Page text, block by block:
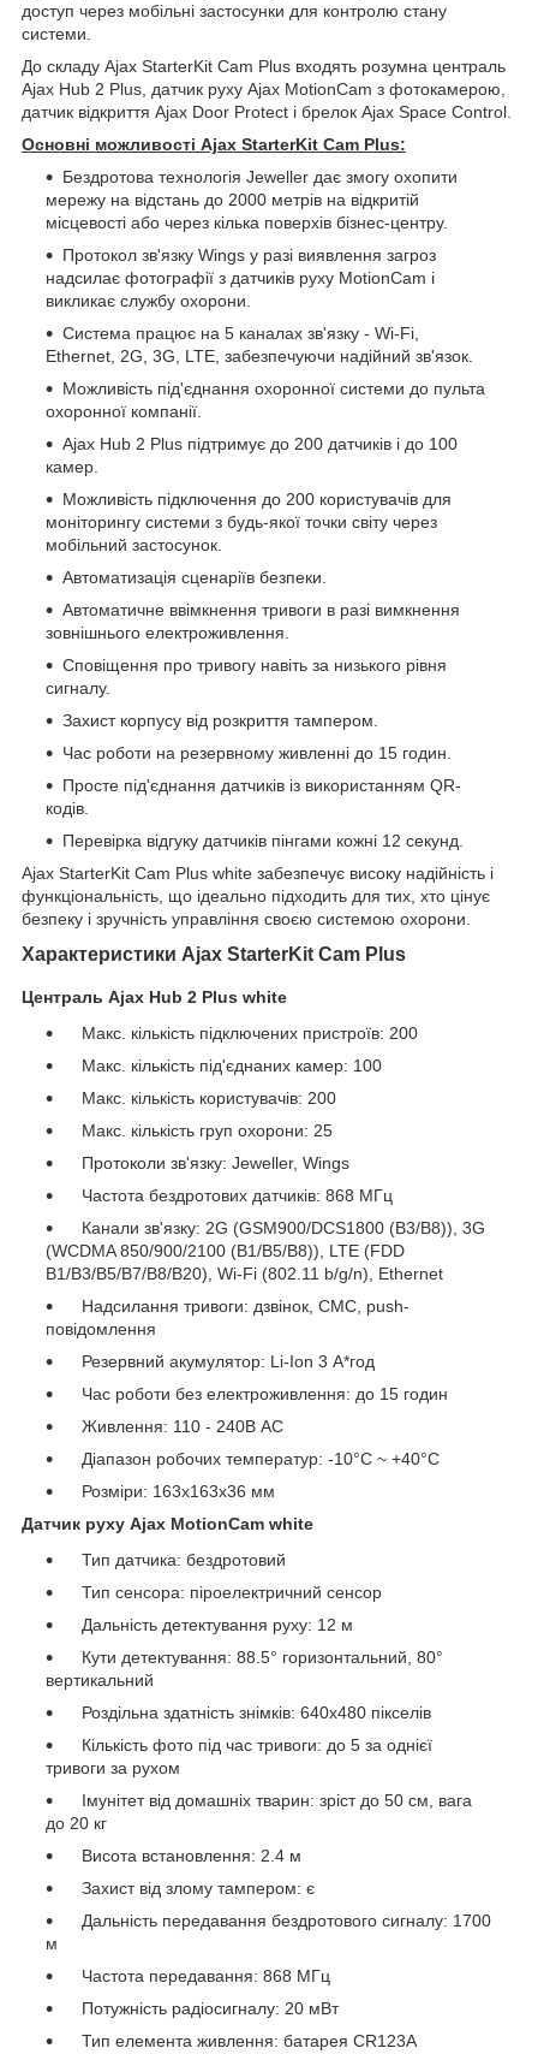
доступ через мобільні застосунки для контролю стану
системи.
До складу Ajax StarterKit Cam Plus входять розумна централь
Ajax Hub 2 Plus, датчик руху Ajax MotionCam з фотокамерою,
датчик відкриття Ajax Door Protect і брелок Ajax Space Control.
Основні можливості Ajax StarterKit Cam Plus:
Бездротова технологія Jeweller дає змогу охопити
мережу на відстань до 2000 метрів на відкритій
місцевості або через кілька поверхів бізнес-центру.
Протокол зв'язку Wings у разі виявлення загроз
надсилає фотографії з датчиків руху MotionCam і
викликає службу охорони.
Система працює на 5 каналах зв'язку - Wi-Fi,
Ethernet, 2G, 3G, LTE, забезпечуючи надійний зв'язок.
Можливість під'єднання охоронної системи до пульта
охоронної компанії.
Ajax Hub 2 Plus підтримує до 200 датчиків і до 100
камер.
Можливість підключення до 200 користувачів для
моніторингу системи з будь-якої точки світу через
мобільний застосунок.
Автоматизація сценаріїв безпеки.
Автоматичне ввімкнення тривоги в разі вимкнення
зовнішнього електроживлення.
Сповіщення про тривогу навіть за низького рівня
сигналу.
Захист корпусу від розкриття тампером.
Час роботи на резервному живленні до 15 годин.
Просте під'єднання датчиків із використанням QR-
кодів.
Перевірка відгуку датчиків пінгами кожні 12 секунд.
Ajax StarterKit Cam Plus white забезпечує високу надійність і
функціональність, що ідеально підходить для тих, хто цінує
безпеку і зручність управління своєю системою охорони.
Характеристики Ajax StarterKit Cam Plus
Централь Ajax Hub 2 Plus white
Макс. кількість підключених пристроїв: 200
Макс. кількість під'єднаних камер: 100
Макс. кількість користувачів: 200
Макс. кількість груп охорони: 25
Протоколи зв'язку: Jeweller, Wings
Частота бездротових датчиків: 868 МГц
Канали зв'язку: 2G (GSM900/DCS1800 (B3/B8)), 3G
(WCDMA 850/900/2100 (B1/B5/B8)), LTE (FDD
B1/B3/B5/B7/B8/B20), Wi-Fi (802.11 b/g/n), Ethernet
Надсилання тривоги: дзвінок, СМС, push-
повідомлення
Резервний акумулятор: Li-Ion 3 А*год
Час роботи без електроживлення: до 15 годин
Живлення: 110 - 240В AC
Діапазон робочих температур: -10°С ~ +40°С
Розміри: 163x163x36 мм
Датчик руху Ajax MotionCam white
Тип датчика: бездротовий
Тип сенсора: піроелектричний сенсор
Дальність детектування руху: 12 м
Кути детектування: 88.5° горизонтальний, 80°
вертикальний
Роздільна здатність знімків: 640х480 пікселів
Кількість фото під час тривоги: до 5 за однієї
тривоги за рухом
Імунітет від домашніх тварин: зріст до 50 см, вага
до 20 кг
Висота встановлення: 2.4 м
Захист від злому тампером: є
Дальність передавання бездротового сигналу: 1700
м
Частота передавання: 868 МГц
Потужність радіосигналу: 20 мВт
Тип елемента живлення: батарея CR123A